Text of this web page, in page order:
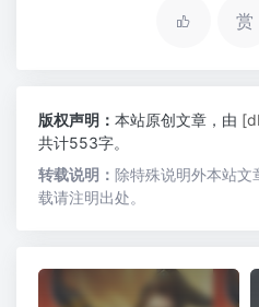
赏
版权声明： 本站原创文章，由
共计553字。
转载说明： 除特殊说明外本站
载请注明出处。